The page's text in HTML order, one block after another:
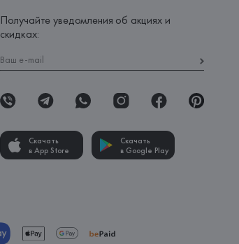
Получайте уведомления об акциях и
скидках:
Скачать
в App Store
Скачать
в Google Play